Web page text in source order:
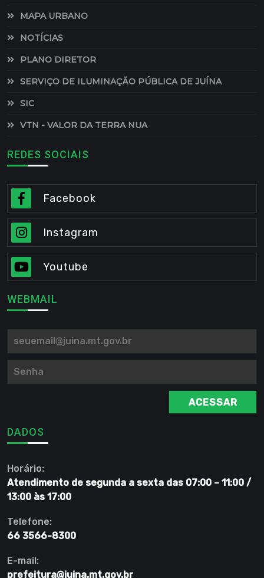
MAPA URBANO
NOTÍCIAS
PLANO DIRETOR
SERVIÇO DE ILUMINAÇÃO PÚBLICA DE JUÍNA
SIC
VTN - VALOR DA TERRA NUA
REDES SOCIAIS
Facebook
Instagram
Youtube
WEBMAIL
ACESSAR
DADOS
Horário:
Atendimento de segunda a sexta das 07:00 – 11:00 /
13:00 às 17:00
Telefone:
66 3566-8300
E-mail:
prefeitura@juina.mt.gov.br